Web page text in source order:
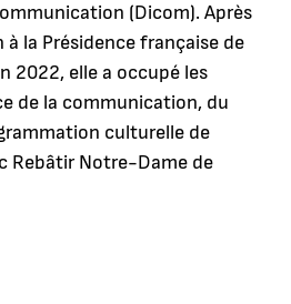
(Dicom). Après
à la Présidence française de
2022, elle a occupé les
de la communication, du
culturelle de
Rebâtir Notre-Dame de